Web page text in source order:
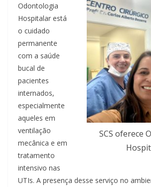
SCS oferece
Odontologia
Hospitalar está
o cuidado
permanente
com a saúde
bucal de
pacientes
internados,
especialmente
aqueles em
ventilação
mecânica e em
tratamento
intensivo nas
UTIs. A presença desse serviço no